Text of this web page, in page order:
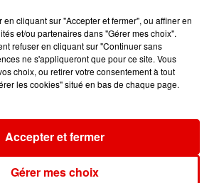
STEPHANE
Ma Cherie
SHAKIRA FEAT. BURNA
BOY
Dai Dai
en cliquant sur "Accepter et fermer", ou affiner en
et/ou partenaires dans "Gérer mes choix".
refuser en cliquant sur "Continuer sans
ne s'appliqueront que pour ce site. Vous
choix, ou retirer votre consentement à tout
les cookies" situé en bas de chaque page.
Gérer mes choix
Accepter et fermer